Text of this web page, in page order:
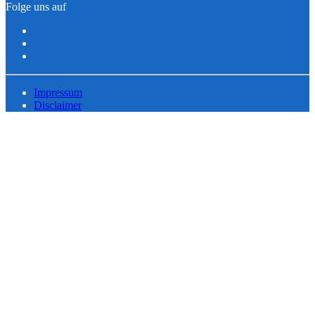
Folge uns auf
Impressum
Disclaimer